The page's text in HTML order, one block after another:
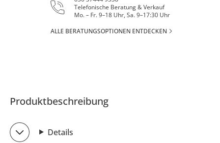
Telefonische Beratung & Verkauf
Mo. – Fr. 9–18 Uhr, Sa. 9–17:30 Uhr
ALLE BERATUNGSOPTIONEN ENTDECKEN
Produktbeschreibung
Details